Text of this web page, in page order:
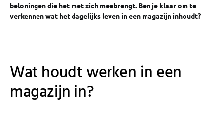
beloningen die het met zich meebrengt. Ben je klaar om te
verkennen wat het dagelijks leven in een magazijn inhoudt?
Wat houdt werken in een
magazijn in?